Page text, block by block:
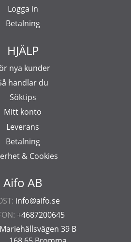
Aifo AB
info@aifo.se
+4687200645
Mariehällsvägen 39 B
Logga in
Betalning
HJÄLP
nya kunder
handlar du
Söktips
Mitt konto
Leverans
Betalning
& Cookies